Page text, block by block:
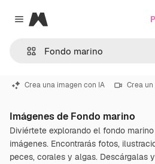
Close menu
Magnific
Crea una imagen con IA Crea
Imágenes de Fondo marino
Diviértete explorando el fondo
imágenes. Encontrarás fotos,
peces, corales y algas. Descárgalas